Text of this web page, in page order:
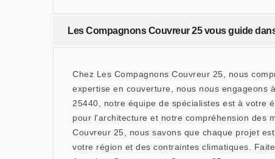
Les Compagnons Couvreur 25 vous guide
Chez Les Compagnons Couvreur 25, nous
expertise en couverture, nous nous engageons
25440, notre équipe de spécialistes est à votre
pour l'architecture et notre compréhension des
Couvreur 25, nous savons que chaque projet
votre région et des contraintes climatiques.